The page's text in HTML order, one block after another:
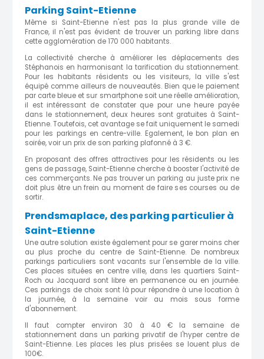
Parking Saint-Etienne
Même si Saint-Etienne n'est pas la plus grande ville de
France, il n'est pas évident de trouver un parking libre dans
cette agglomération de 170 000 habitants.
La collectivité cherche à améliorer les déplacements des
Stéphanois en harmonisant la tarification du stationnement.
Pour les habitants résidents ou les visiteurs, la ville s'est
équipé comme ailleurs de nouveautés. Bien que le paiement
par carte bleue et sur smartphone soit une réelle amélioration,
il est intéressant de constater que pour une heure payée
dans le stationnement, deux heures sont gratuites à Saint-
Etienne. Toutefois, cet avantage se fait uniquement le samedi
pour les parkings en centre-ville. Egalement, le bon plan en
soirée, voir un prix de son parking plafonné à 3 €.
En proposant des offres attractives pour les résidents ou les
gens de passage, Saint-Etienne cherche à booster l'activité de
ces commerçants. Ne pas trouver un parking au juste prix ne
doit plus être un frein au moment de faire ses courses ou de
sortir.
Prendsmaplace, des parking particulier à
Saint-Etienne
Une autre solution existe également pour se garer moins cher
au plus proche du centre de Saint-Etienne. De nombreux
parkings particuliers sont vacants sur l'ensemble de la ville.
Ces places situées en centre ville, dans les quartiers Saint-
Roch ou Jacquard sont libre en permanence ou en journée.
Ces parkings de choix sont là pour répondre à une location à
la journée, à la semaine voir au mois sous forme
d'abonnement.
Il faut compter environ 30 à 40 € la semaine de
stationnement dans un parking privatif de l'hyper centre de
Saint-Etienne. Les places les plus prisées se louent plus de
100€.